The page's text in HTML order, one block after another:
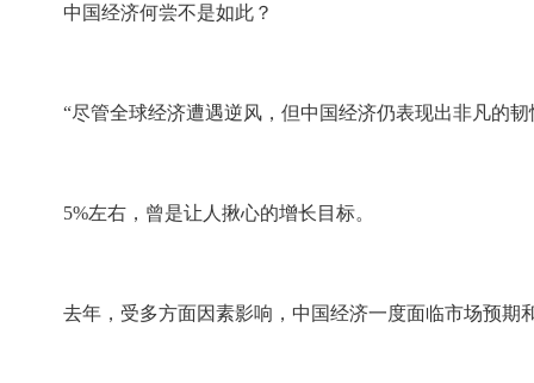
中国经济何尝不是如此？
“尽管全球经济遭遇逆风，但中国经济仍表现出非凡的
5%左右，曾是让人揪心的增长目标。
去年，受多方面因素影响，中国经济一度面临市场预期